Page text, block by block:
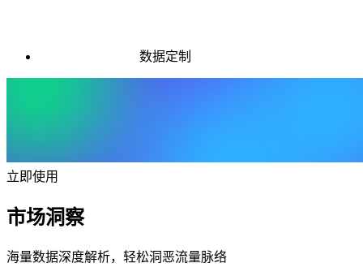
数据定制
立即使用
市场洞察
海量数据深度解析，轻松洞恶流量脉络